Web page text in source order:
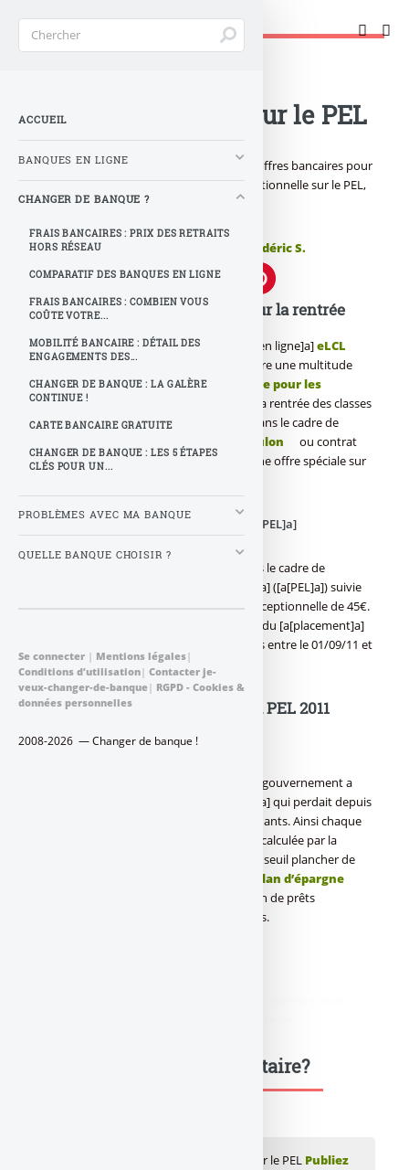
Changer de banque !
LCL : offre spécial sur le PEL
LCL : la banque propose une multitude d’offres bancaires pour
la rentrée et notamment une prime exceptionnelle sur le PEL,
détails de l’offre...
Publié lejeudi 1er septembre 2011 Frédéric S.
LCL : Une multitude d’offres pour la rentrée
La [a[banque]a] [a[LCL]a] et sa [a[banque en ligne]a]eLCL
proposent pour cette rentrée de septembre une multitude
d’offres commerciales,la rentrée spéciale pour les
étudiants (Package bancaire à 1€)
, la rentrée des classes
pour les plus jeunes (jusqu’à 45€ offerts dans le cadre de
Livret Zébulon
ou contrat
d’[a[assurance vie]a] gulliver) mais aussi une offre spéciale sur
[a[LCL]a] : prime exceptionnelle sur le [a[PEL]a]
proposent dans le cadre de
l’ouverture du [a[Plan Epargne Logement]a] ([a[PEL]a]) suivie
de 12 versements mensuels, une prime exceptionnelle de 45€.
L’offre est valable pour toutes ouvertures du [a[placement]a]
et la mise en place de versements réguliers entre le 01/09/11 et
le 31/12/11.)]
Placement épargne : le nouveau PEL 2011
Rappelons que depuis le 1er mars 2011, le gouvernement a
donné un coup de jeune au [a[placement]a] qui perdait depuis
2003 de son attractivité auprès des épargnants. Ainsi chaque
année, la rémunération du [a[PEL]a] est recalculée par la
Banque de France tous les 1er janvier. son seuil plancher de
plan d’épargne
([a[PEL]a]) permet l’obtention de prêts
immobiliers à des conditions avantageuses.
Une question, un commentaire?
💬 Réagir à cet article LCL : offre spécial sur le PEL Publiez
ACCUEIL
BANQUES EN LIGNE
CHANGER DE BANQUE ?
FRAIS BANCAIRES : PRIX DES RETRAITS
HORS RÉSEAU
COMPARATIF DES BANQUES EN LIGNE
FRAIS BANCAIRES : COMBIEN VOUS
COÛTE VOTRE...
MOBILITÉ BANCAIRE : DÉTAIL DES
ENGAGEMENTS DES...
CHANGER DE BANQUE : LA GALÈRE
CONTINUE !
CARTE BANCAIRE GRATUITE
CHANGER DE BANQUE : LES 5 ÉTAPES
CLÉS POUR UN...
PROBLÈMES AVEC MA BANQUE
QUELLE BANQUE CHOISIR ?
Se connecter | Mentions légales|
Conditions d’utilisation| Contacter je-
veux-changer-de-banque| RGPD - Cookies &
données personnelles
2008-2026 — Changer de banque !